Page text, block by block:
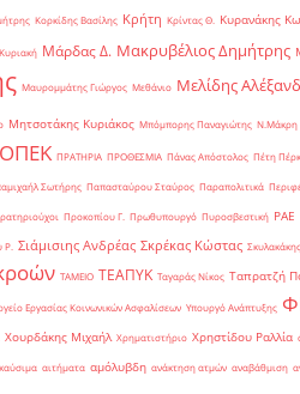
Κορκίδης Βασίλης Κρήτη Κρίντας Θ. Κυρανάκης
Μάρδας Δ. Μακρυβέλιος Δημήτρης
Μαυρομμάτης Γιώργος Μεθάνιο Μελίδης
Μητσοτάκης Κυριάκος Μπόμπορης Παναγιώτης Ν.Μάκρη
ΠΡΑΤΗΡΙΑ ΠΡΟΘΕΣΜΙΑ Πάνας Απόστολος Πέτη
Σωτήρης Παπασταύρου Σταύρος Παραπολιτικά
Προκοπίου Γ. Πρωθυπουργό Πυροσβεστική ΡΑΕ
Ρ. Σιάμισιης Ανδρέας Σκρέκας Κώστας
ΤΑΜΕΙΟ ΤΕΑΠΥΚ Ταγαράς Νίκος Ταπρατζή
Εργασίας Κοινωνικών Ασφαλίσεων Υπουργό Ανάπτυξης
Χουρδάκης Μιχαήλ Χρηματιστήριο Χρηστίδου Ραλλία
αιτήματα αμόλυβδη ανάκτηση ατμών αναβάθμιση